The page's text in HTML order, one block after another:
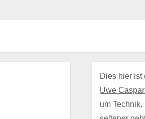
Dies hier ist
Uwe
um